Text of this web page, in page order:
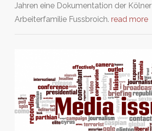
Jahren eine Dokumentation der Kölner
Arbeiterfamilie Fussbroich. read more